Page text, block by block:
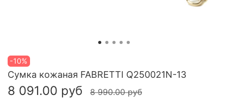
-10%
Сумка кожаная FABRETTI Q250021N-13
8 091.00 руб 8 990.00 руб